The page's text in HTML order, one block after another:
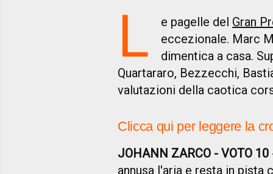
L e pagelle del Gran
eccezionale. Marc
dimentica a casa.
Quartararo, Bezzecchi,
valutazioni della caotica
Clicca qui per leggere la
JOHANN ZARCO - VOTO 10
annusa l'aria e resta in pista